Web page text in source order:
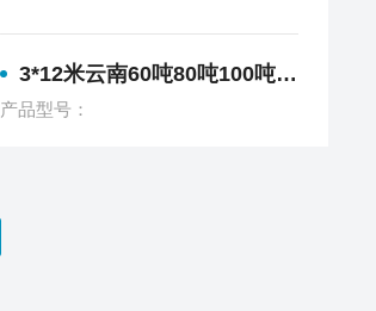
3*12米云南60吨80吨100吨120吨150吨180吨电子地磅
产品型号：